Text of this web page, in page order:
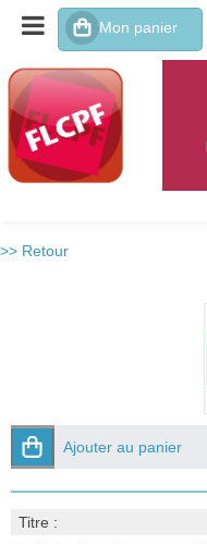
>> Retour
Ajouter au panier
Titre :